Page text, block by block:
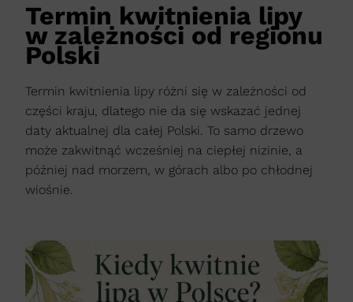
Termin kwitnienia lipy
w zależności od regionu
Polski
Termin kwitnienia lipy różni się w zależności od
części kraju, dlatego nie da się wskazać jednej
daty aktualnej dla całej Polski. To samo drzewo
może zakwitnąć wcześniej na ciepłej nizinie, a
później nad morzem, w górach albo po chłodnej
wiośnie.